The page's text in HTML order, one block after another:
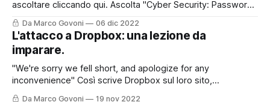
ascoltare cliccando qui. Ascolta "Cyber Security: Password
Manager. Cosa sono e perché devi usarli." su Spreaker.
Oggi vi lascio anche il contributo con questo post perché
l'argomento è molto interessante e certamente andrà
Da Marco Govoni 06 dic 2022
L'attacco a Dropbox: una lezione da
imparare.
"We're sorry we fell short, and apologize for any
inconvenience" Così scrive Dropbox sul loro sito,
raccontando come sia stato possibile - e come sia stato
Da Marco Govoni 19 nov 2022